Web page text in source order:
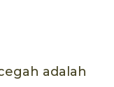
adalah